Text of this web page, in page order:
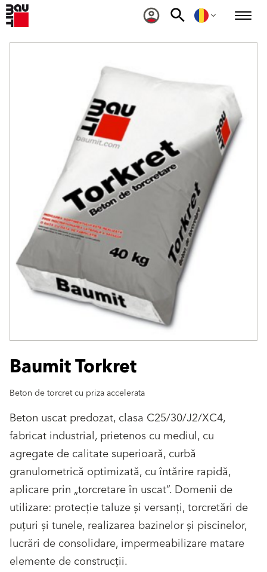
Baumit Torkret
Beton de torcret cu priza accelerata
Beton uscat predozat, clasa C25/30/J2/XC4,
fabricat industrial, prietenos cu mediul, cu
agregate de calitate superioară, curbă
granulometrică optimizată, cu întărire rapidă,
aplicare prin „torcretare în uscat”. Domenii de
utilizare: protecţie taluze și versanţi, torcretări de
puţuri și tunele, realizarea bazinelor și piscinelor,
lucrări de consolidare, impermeabilizare matare
elemente de construcţii.